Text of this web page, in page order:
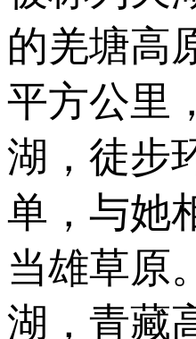
的羌塘高
平方公里
湖，徒步
单，与她
当雄草原
湖，青藏